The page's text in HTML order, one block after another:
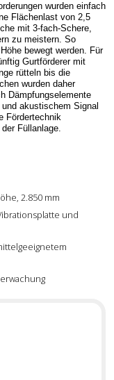
wurden einfach
Flächenlast von 2,5
mit 3-fach-Schere,
zu meistern. So
bewegt werden. Für
Gurtförderer mit
rütteln bis die
wurden daher
Dämpfungselemente
akustischem Signal
Fördertechnik
Füllanlage.
2.850 mm
und